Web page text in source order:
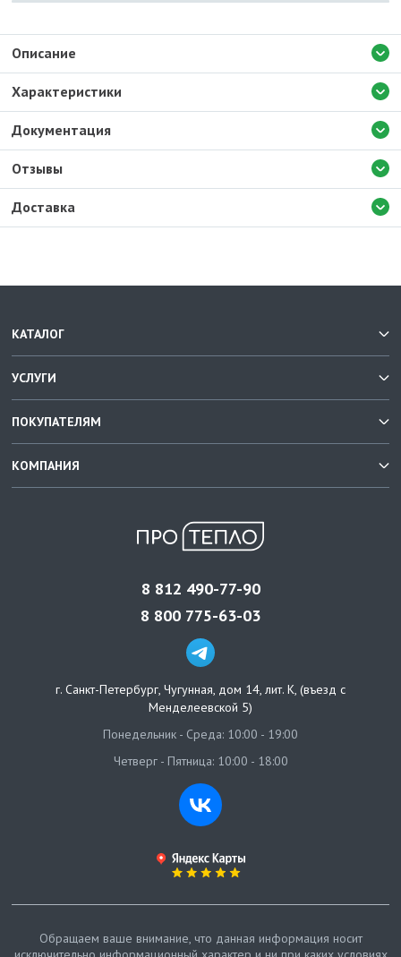
Доставка
Описание
Характеристики
Документация
Отзывы
КАТАЛОГ
УСЛУГИ
ПОКУПАТЕЛЯМ
КОМПАНИЯ
8 812 490-77-90
8 800 775-63-03
г. Санкт-Петербург, Чугунная, дом 14, лит. К, (въезд с
Менделеевской 5)
Понедельник - Среда: 10:00 - 19:00
Четверг - Пятница: 10:00 - 18:00
Обращаем ваше внимание, что данная информация носит